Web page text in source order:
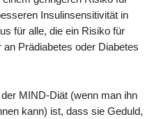
Insulinsensitivität in
für alle, die ein Risiko für
Prädiabetes oder Diabetes
MIND-Diät (wenn man ihn
kann) ist, dass sie Geduld,